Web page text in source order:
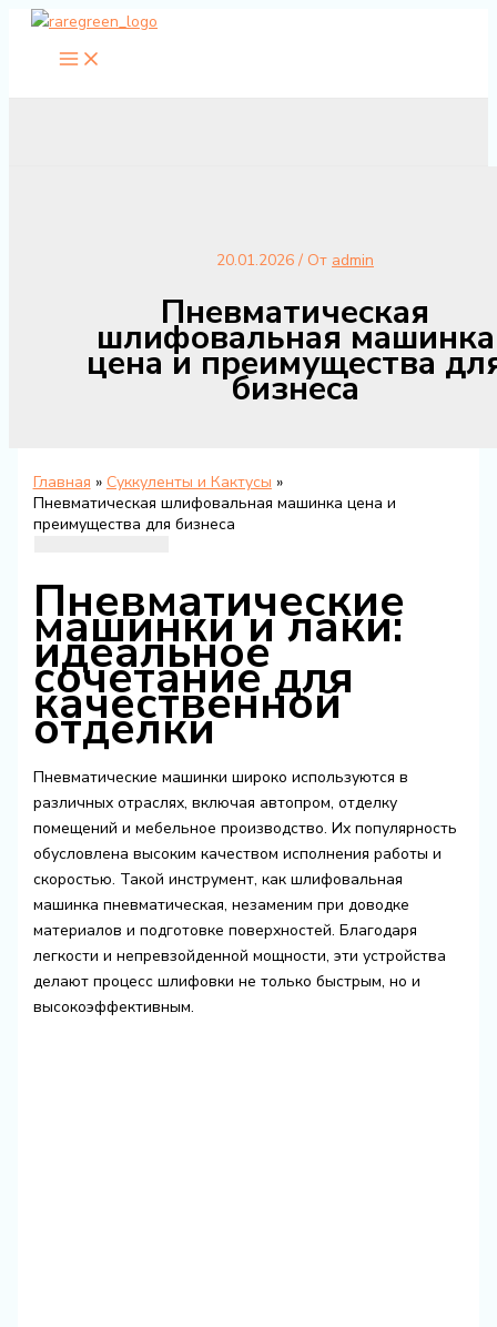
Перейти
содержимому
20.01.2026 / От admin
Пневматическая
шлифовальная машинка
цена и преимущества
бизнеса
Главная
Суккуленты и Кактусы
Пневматическая шлифовальная машинка цена и
преимущества для бизнеса
Пневматические
машинки и лаки:
идеальное
сочетание для
качественной
отделки
Пневматические машинки широко используются в
различных отраслях, включая автопром, отделку
помещений и мебельное производство. Их популярность
обусловлена высоким качеством исполнения работы и
скоростью. Такой инструмент, как шлифовальная
машинка пневматическая, незаменим при доводке
материалов и подготовке поверхностей. Благодаря
легкости и непревзойденной мощности, эти устройства
делают процесс шлифовки не только быстрым, но и
высокоэффективным.